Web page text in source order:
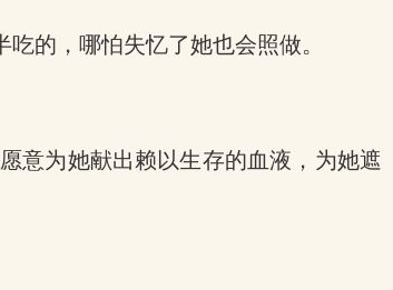
的，哪怕失忆了她也会照做。
意为她献出赖以生存的血液，为她遮